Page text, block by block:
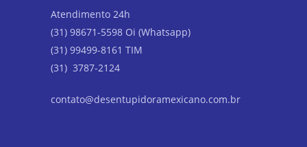
Atendimento 24h
(31) 98671-5598 Oi (Whatsapp)
(31) 99499-8161 TIM
(31) 3787-2124
contato@desentupidoramexicano.com.br